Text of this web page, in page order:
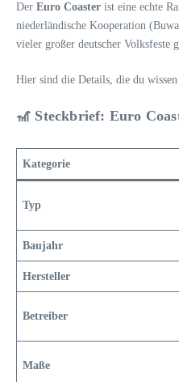
Der Euro Coaster ist eine echte
niederländische Kooperation
vieler großer deutscher Volksfeste
Hier sind die Details, die du
🎢 Steckbrief: Euro
Kategorie
Typ
Baujahr
Hersteller
Betreiber
Maße